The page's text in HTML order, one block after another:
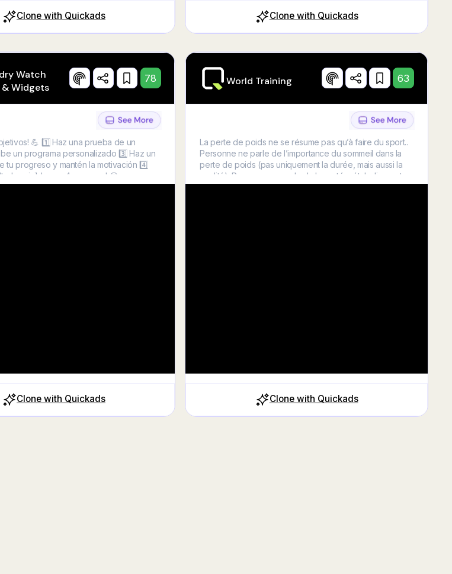
Close
Clone with Quickads Clone with Quickads
Watch
& Widgets
78
💪 1️⃣ Haz una prueba de un
un programa personalizado 3️⃣ Haz un
tu progreso y mantén la motivación 4️⃣
visibles en 4 semanas! 😍
Clone with Quickads
World Training 63
La perte de poids ne se résume pas qu’à faire du sport..
Personne ne parle de l’importance du sommeil dans la
perte de poids (pas uniquement la durée, mais aussi la
qualité). Personne ne parle de la santé métabolique et
de l’influence - trop souvent négative - des hormones
Clone with Quickads